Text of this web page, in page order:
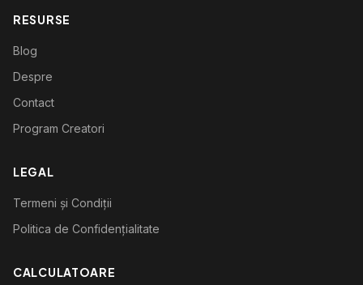
RESURSE
Blog
Despre
Contact
Program Creatori
LEGAL
Termeni și Condiții
Politica de Confidențialitate
CALCULATOARE